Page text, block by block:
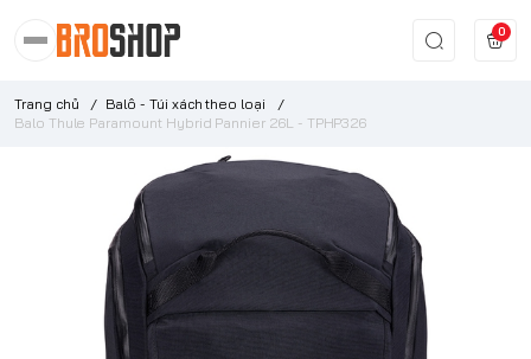
0
Trang chủ / Balô - Túi xách theo loại
/
Balo Thule Paramount Hybrid Pannier 26L - TPHP326